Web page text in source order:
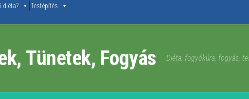
diéta? Testépítés
Tünetek, Fogyás Diéta, fogyókúra, fogyás,